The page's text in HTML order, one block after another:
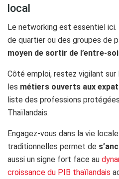
local
Le networking est essentiel
de quartier ou des groupes de
moyen de sortir de l’entre-
Côté emploi, restez vigilant
les métiers ouverts aux
liste des professions
Thaïlandais.
Engagez-vous dans la vie
traditionnelles permet de
aussi un signe fort face au
croissance du PIB thaïlandais